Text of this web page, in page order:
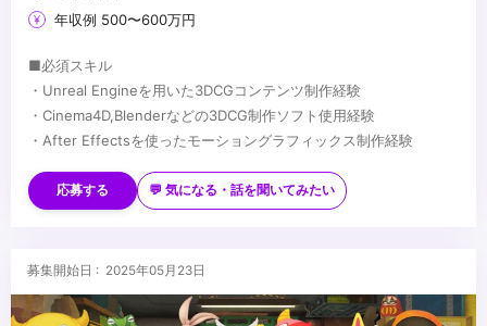
年収例 500〜600万円
■必須スキル
・Unreal Engineを用いた3DCGコンテンツ制作経験
・Cinema4D,Blenderなどの3DCG制作ソフト使用経験
・After Effectsを使ったモーショングラフィックス制作経験
・Davinci Resolve使用経験
・LEDビジョン、カメラ、照明に関する知識・経験
■求める人物像
・バーチャル撮影（バーチャルプロダクション）をはじめとした新
しい技術に興味があり、トライ＆エラーできる方
応募する 💬 気になる・話を聞いてみたい
募集開始日 : 2025年05月23日